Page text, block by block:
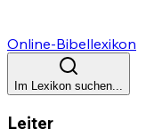
Online-Bibellexikon
Im Lexikon suchen...
Leiter